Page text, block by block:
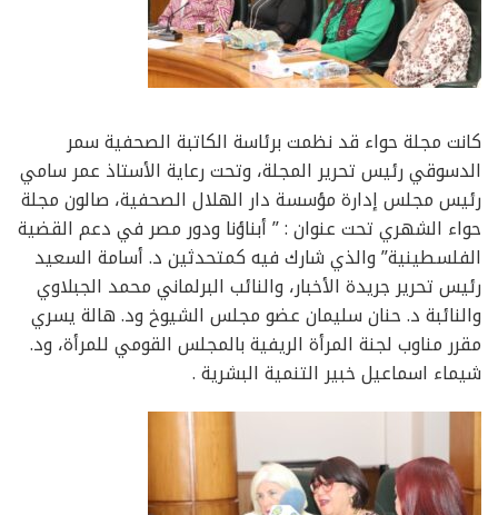
كانت مجلة حواء قد نظمت برئاسة الكاتبة الصحفية سمر
الدسوقي رئيس تحرير المجلة، وتحت رعاية الأستاذ عمر سامي
رئيس مجلس إدارة مؤسسة دار الهلال الصحفية، صالون مجلة
حواء الشهري تحت عنوان : ” أبناؤنا ودور مصر في دعم القضية
الفلسطينية” والذي شارك فيه كمتحدثين د. أسامة السعيد
رئيس تحرير جريدة الأخبار، والنائب البرلماني محمد الجبلاوي
والنائبة د. حنان سليمان عضو مجلس الشيوخ ود. هالة يسري
مقرر مناوب لجنة المرأة الريفية بالمجلس القومي للمرأة، ود.
شيماء اسماعيل خبير التنمية البشرية .